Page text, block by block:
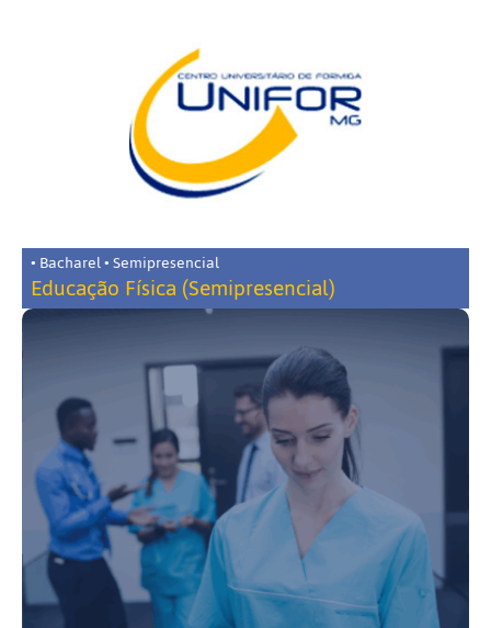
• Bacharel • Semipresencial
Educação Física (Semipresencial)